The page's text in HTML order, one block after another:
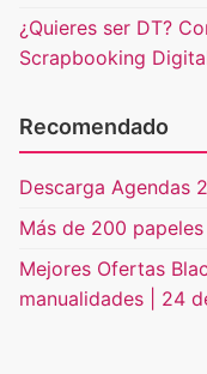
¿Quieres ser DT?
Scrapbooking
Recomendado
Descarga Agendas
Más de 200
Mejores Ofertas
manualidades | 24